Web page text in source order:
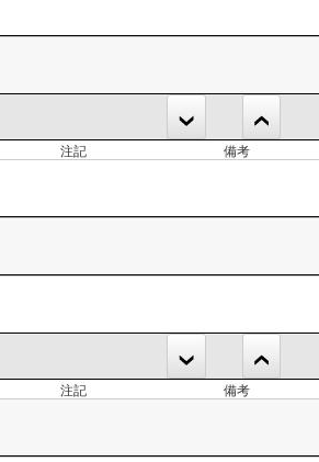
注記 備考
注記 備考